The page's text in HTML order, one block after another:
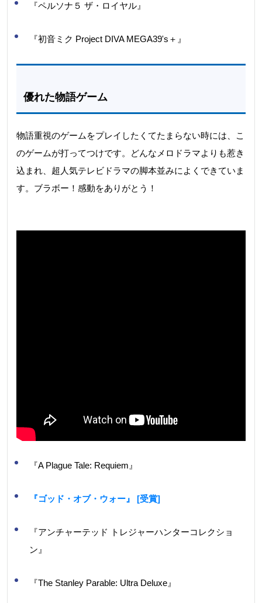
『ペルソナ５ ザ・ロイヤル』
『初音ミク Project DIVA MEGA39's＋』
優れた物語ゲーム
物語重視のゲームをプレイしたくてたまらない時には、こ
のゲームが打ってつけです。どんなメロドラマよりも惹き
込まれ、超人気テレビドラマの脚本並みによくできていま
す。ブラボー！感動をありがとう！
『A Plague Tale: Requiem』
『ゴッド・オブ・ウォー』 [受賞]
『アンチャーテッド トレジャーハンターコレクショ
ン』
『The Stanley Parable: Ultra Deluxe』